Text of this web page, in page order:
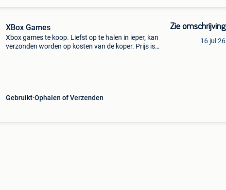
XBox Games
Xbox games te koop. Liefst op te halen in ieper, kan
verzonden worden op kosten van de koper. Prijs is
Gebruikt Ophalen of Verzenden
Zie omschrijving
16 jul 26